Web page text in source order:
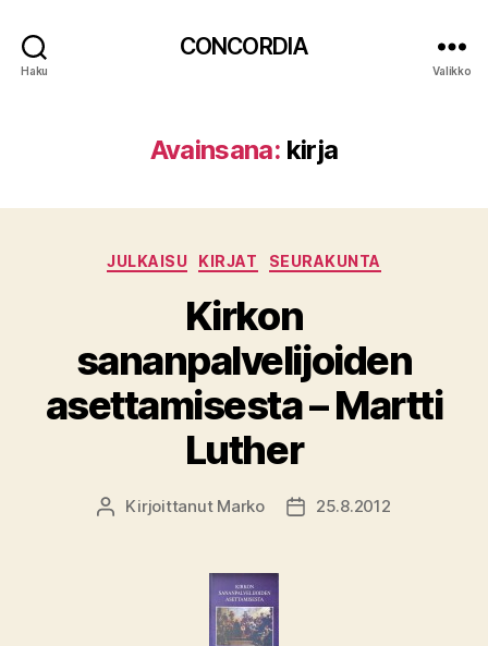
Haku
CONCORDIA
Valikko
Avainsana: kirja
Kategoriat
JULKAISU KIRJAT SEURAKUNTA
Kirkon
sananpalvelijoiden
asettamisesta – Martti
Luther
Kirjoittaja
Kirjoittanut Marko Julkaisupäivämäärä
25.8.2012